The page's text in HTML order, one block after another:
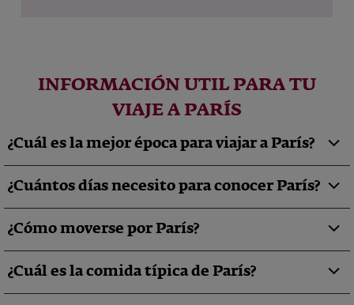
INFORMACIÓN UTIL PARA TU
VIAJE A PARÍS
¿Cuál es la mejor época para viajar a París?
¿Cuántos días necesito para conocer París?
¿Cómo moverse por París?
¿Cuál es la comida típica de París?